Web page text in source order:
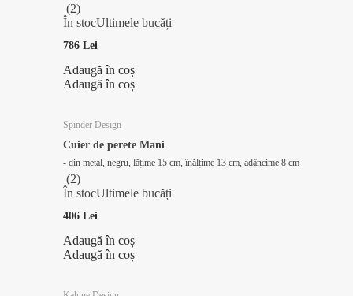
(2)
În stocUltimele bucăți
786 Lei
Adaugă în coș
Adaugă în coș
Spinder Design
Cuier de perete Mani
- din metal, negru, lățime 15 cm, înălțime 13 cm, adâncime 8 cm
(2)
În stocUltimele bucăți
406 Lei
Adaugă în coș
Adaugă în coș